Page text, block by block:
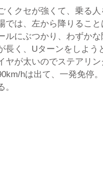
くクセが強くて、乗る
では、左から降りるこ
ルにぶつかり、わずか
長く、Uターンをしよ
ヤが太いのでステアリ
hは出て、一発免停